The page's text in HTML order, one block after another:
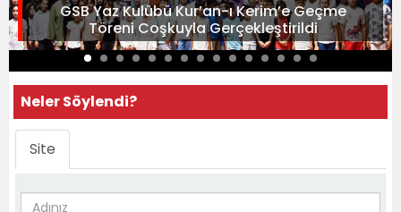
GSB Yaz Kulübü Kur’an-ı Kerim’e Geçme
Töreni Coşkuyla Gerçekleştirildi
Neler Söylendi?
Site